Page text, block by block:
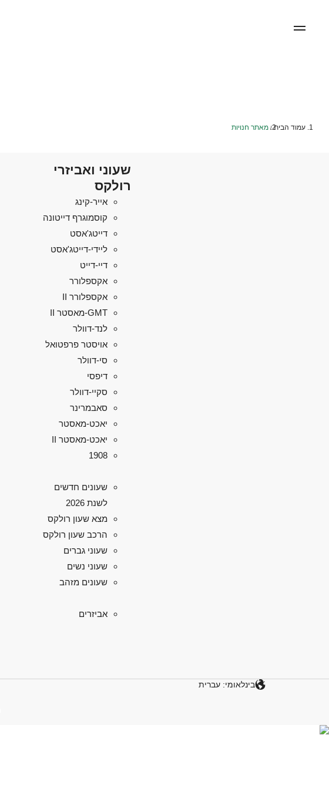
עמוד הבית/ מאתר חנויות
שעוני ואביזרי
רולקס
אייר-קינג
קוסמוגרף דייטונה
דייטג'אסט
ליידי-דייטג'אסט
דיי-דייט
אקספלורר
אקספלורר II
GMT-מאסטר II
לנד-דוולר
אויסטר פרפטואל
סי-דוולר
דיפסי
סקיי-דוולר
סאבמרינר
יאכט-מאסטר
יאכט-מאסטר II
1908
שעונים חדשים
לשנת 2026
מצא שעון רולקס
הרכב שעון רולקס
שעוני גברים
שעוני נשים
שעונים מזהב
אביזרים
בינלאומי: עברית